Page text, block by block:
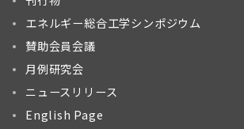
エネルギー総合工学シンポジウム
賛助会員会議
月例研究会
ニュースリリース
English Page